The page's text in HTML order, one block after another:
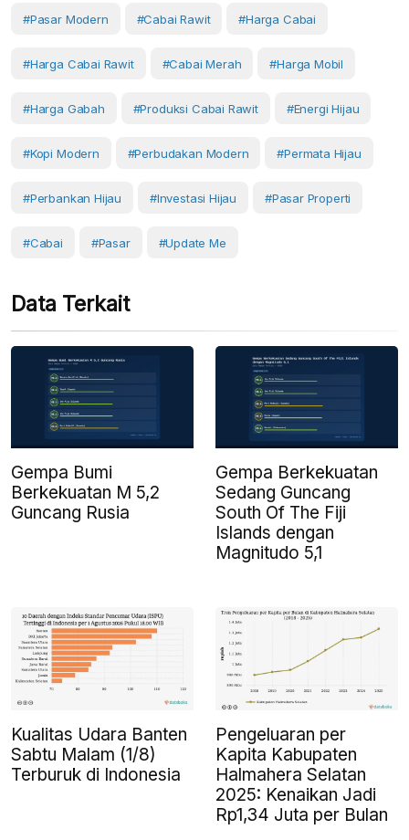
#Pasar Modern #Cabai Rawit #Harga Cabai
#harga Cabai Rawit #cabai Merah #harga Mobil
#Harga Gabah #produksi Cabai Rawit #energi Hijau
#kopi Modern #perbudakan Modern #Permata Hijau
#perbankan Hijau #investasi Hijau #Pasar Properti
#Cabai #Pasar #Update Me
Data Terkait
Gempa Bumi
Berkekuatan M 5,2
Guncang Rusia
Gempa Berkekuatan
Sedang Guncang
South Of The Fiji
Islands dengan
Magnitudo 5,1
Kualitas Udara Banten
Sabtu Malam (1/8)
Terburuk di Indonesia
Pengeluaran per
Kapita Kabupaten
Halmahera Selatan
2025: Kenaikan Jadi
Rp1,34 Juta per Bulan